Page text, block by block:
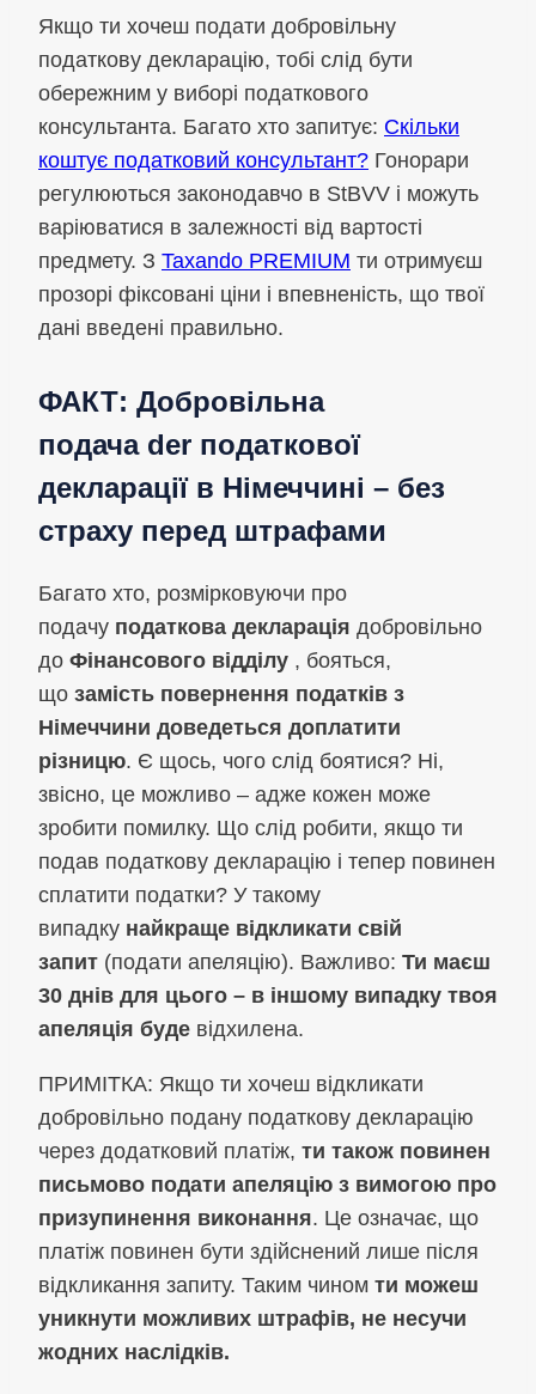
Якщо ти хочеш подати добровільну
податкову декларацію, тобі слід бути
обережним у виборі податкового
консультанта. Багато хто запитує: Скільки
коштує податковий консультант? Гонорари
регулюються законодавчо в StBVV і можуть
варіюватися в залежності від вартості
предмету. З Taxando PREMIUM ти отримуєш
прозорі фіксовані ціни і впевненість, що твої
дані введені правильно.
ФАКТ: Добровільна
подача der податкової
декларації в Німеччині – без
страху перед штрафами
Багато хто, розмірковуючи про
подачу податкова декларація добровільно
до Фінансового відділу , бояться,
що замість повернення податків з
Німеччини доведеться доплатити
різницю. Є щось, чого слід боятися? Ні,
звісно, це можливо – адже кожен може
зробити помилку. Що слід робити, якщо ти
подав податкову декларацію і тепер повинен
сплатити податки? У такому
випадку найкраще відкликати свій
запит (подати апеляцію). Важливо: Ти маєш
30 днів для цього – в іншому випадку твоя
апеляція буде відхилена.
ПРИМІТКА: Якщо ти хочеш відкликати
добровільно подану податкову декларацію
через додатковий платіж, ти також повинен
письмово подати апеляцію з вимогою про
призупинення виконання. Це означає, що
платіж повинен бути здійснений лише після
відкликання запиту. Таким чином ти можеш
уникнути можливих штрафів, не несучи
жодних наслідків.